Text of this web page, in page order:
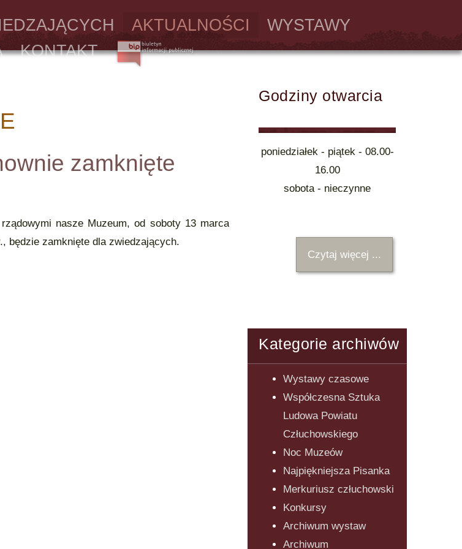
AKTUALNOŚCI
WYSTAWY
KONTAKT
Godziny otwarcia
poniedziałek - piątek - 08.00-
16.00
sobota - nieczynne
Czytaj więcej ...
Kategorie archiwów
Wystawy czasowe
Współczesna Sztuka
Ludowa Powiatu
Człuchowskiego
Noc Muzeów
Najpiękniejsza Pisanka
Merkuriusz człuchowski
Konkursy
Archiwum wystaw
Archiwum
zamknięte
nasze Muzeum, od soboty 13 marca
będzie zamknięte dla zwiedzających.